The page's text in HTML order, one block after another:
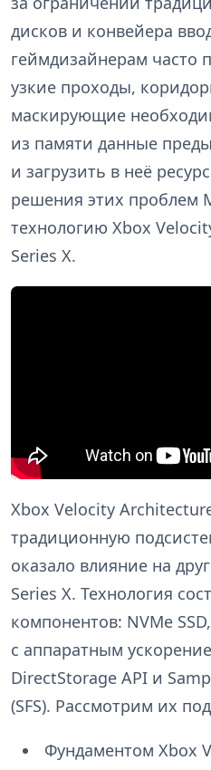
дисков и конвейера
геймдизайнерам часто
узкие проходы,
маскирующие
из памяти данные
и загрузить в неё
решения этих проблем
технологию Xbox
Series X.
Xbox Velocity
традиционную
оказало влияние на
Series X. Технология
компонентов: NVMe
с аппаратным
DirectStorage API и
(SFS). Рассмотрим их
Фундаментом Xbox